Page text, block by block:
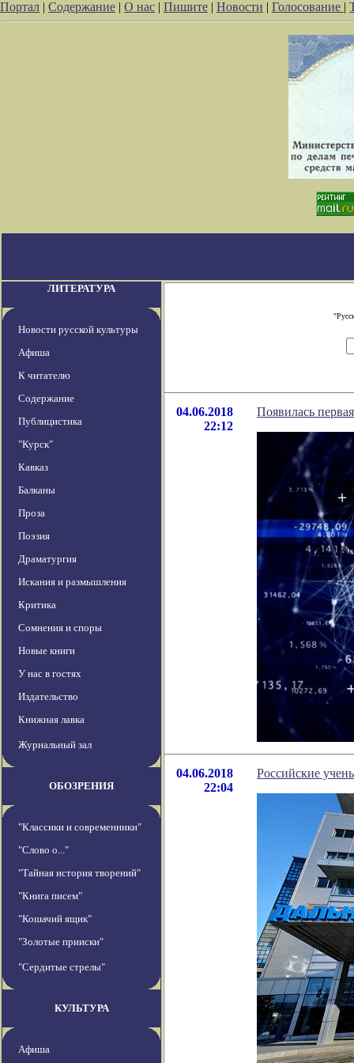
Портал | Содержание | О нас | Пишите | Новости | Голосование |
ЛИТЕРАТУРА
Новости русской культуры
Афиша
К читателю
Содержание
Публицистика
"Курск"
Кавказ
Балканы
Проза
Поэзия
Драматургия
Искания и размышления
Критика
Сомнения и споры
Новые книги
У нас в гостях
Издательство
Книжная лавка
Журнальный зал
ОБОЗРЕНИЯ
"Классики и современники"
"Слово о..."
"Тайная история творений"
"Книга писем"
"Кошачий ящик"
"Золотые прииски"
"Сердитые стрелы"
КУЛЬТУРА
Афиша
04.06.2018
22:12
Появилась
04.06.2018
22:04
Российские